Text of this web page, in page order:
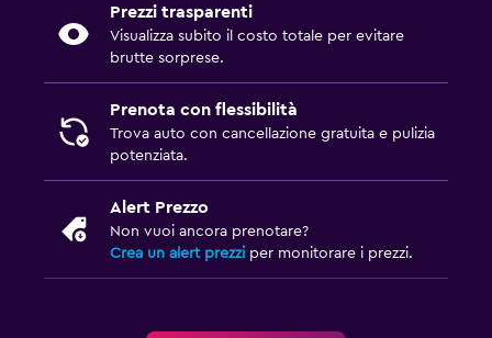
Prezzi trasparenti
Visualizza subito il costo totale per evitare
brutte sorprese.
Prenota con flessibilità
Trova auto con cancellazione gratuita e pulizia
potenziata.
Alert Prezzo
Non vuoi ancora prenotare?
Crea un alert prezzi per monitorare i prezzi.